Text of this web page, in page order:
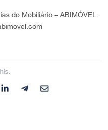
do Mobiliário – ABIMÓVEL